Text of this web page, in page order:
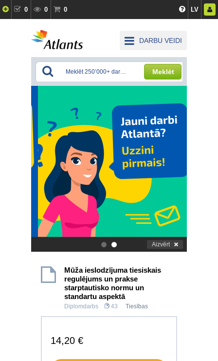
0 0 0 LV
DARBU VEIDI
Meklēt
. Aizvērt
Mūža ieslodzījuma tiesiskais
regulējums un prakse
starptautisko normu un
standartu aspektā
Diplomdarbs 43 Tiesības
14,20 €